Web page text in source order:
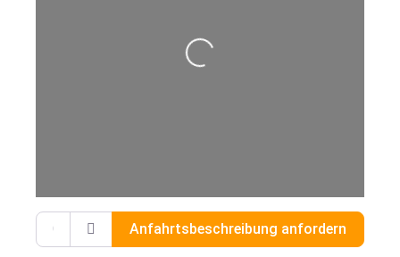
Wird geladen …
Gib deinen Standort ein.
Anfahrtsbeschreibung anfordern